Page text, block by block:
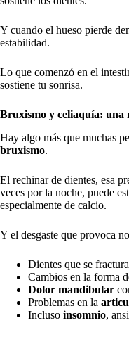
Y cuando el hueso pierde
estabilidad.
Lo que comenzó en el
sostiene tu sonrisa.
Bruxismo y celiaquía: una
Hay algo más que muchas
bruxismo.
El rechinar de dientes, esa
veces por la noche, puede
especialmente de calcio.
Y el desgaste que provoca
Dientes que se
Cambios en la forma
Dolor mandibular
Problemas en la
Incluso insomnio,